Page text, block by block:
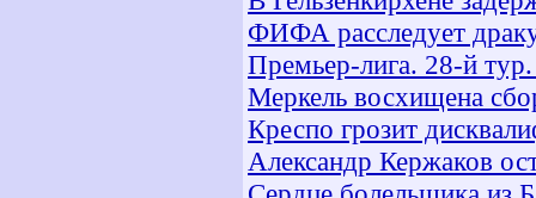
ФИФА расследует
Премьер-лига. 28-й
Меркель восхищена
Креспо грозит
Александр Кержаков